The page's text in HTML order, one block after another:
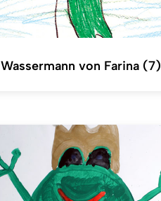
Wassermann von Farina (7)